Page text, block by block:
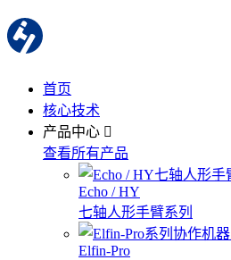
首页
核心技术
产品中心
查看所有产品
Echo / HY
七轴人形手臂系列
Elfin-Pro